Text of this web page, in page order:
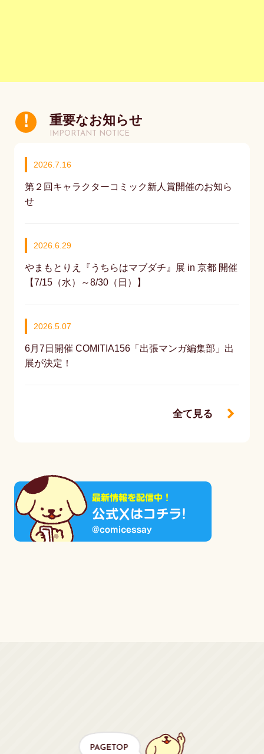
重要なお知らせ
IMPORTANT NOTICE
2026.7.16
第２回キャラクターコミック新人賞開催のお知ら
せ
2026.6.29
やまもとりえ『うちらはマブダチ』展 in 京都 開催
【7/15（水）～8/30（日）】
2026.5.07
6月7日開催 COMITIA156「出張マンガ編集部」出
展が決定！
全て見る